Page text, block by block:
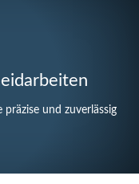
und zuverlässig